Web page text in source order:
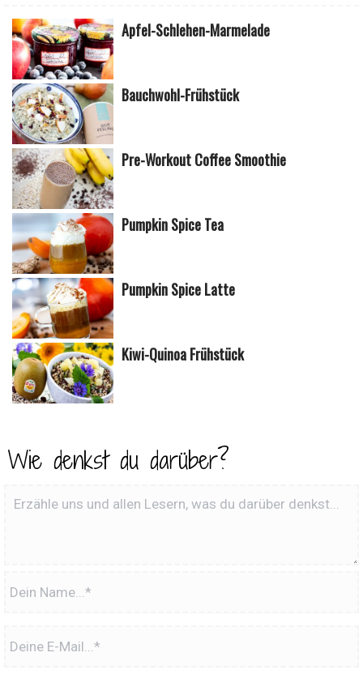
Apfel-Schlehen-Marmelade
Bauchwohl-Frühstück
Pre-Workout Coffee Smoothie
Pumpkin Spice Tea
Pumpkin Spice Latte
Kiwi-Quinoa Frühstück
Wie denkst du darüber?